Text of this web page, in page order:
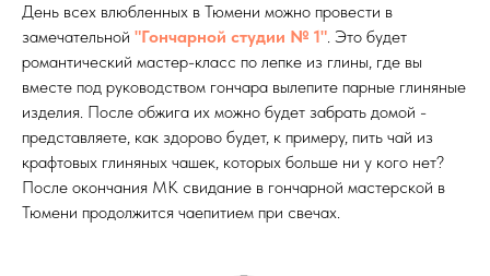
День всех влюбленных в Тюмени можно провести в
замечательной "Гончарной студии № 1". Это будет
романтический мастер-класс по лепке из глины, где вы
вместе под руководством гончара вылепите парные глиняные
изделия. После обжига их можно будет забрать домой -
представляете, как здорово будет, к примеру, пить чай из
крафтовых глиняных чашек, которых больше ни у кого нет?
После окончания МК свидание в гончарной мастерской в
Тюмени продолжится чаепитием при свечах.